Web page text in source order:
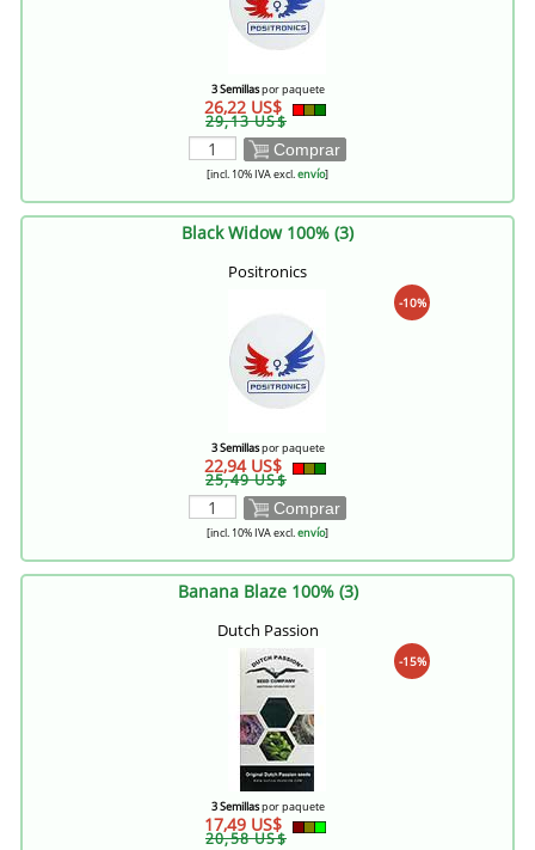
3 Semillaspor paquete
26,22 US$
29,13 US$
Comprar
[incl. 10% IVA excl.envío]
Black Widow 100% (3)
Positronics
-10%
3 Semillaspor paquete
22,94 US$
25,49 US$
Comprar
[incl. 10% IVA excl.envío]
Banana Blaze 100% (3)
Dutch Passion
-15%
3 Semillaspor paquete
17,49 US$
20,58 US$